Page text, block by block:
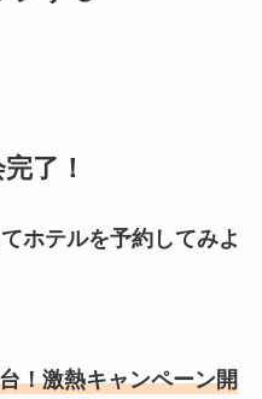
了！
ホテルを予約してみよ
！激熱キャンペーン開